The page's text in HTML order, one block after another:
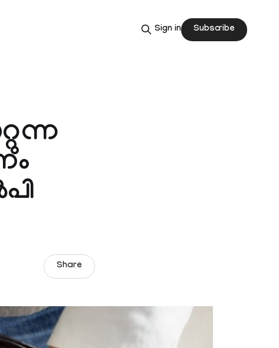
Sign in Subscribe
Share